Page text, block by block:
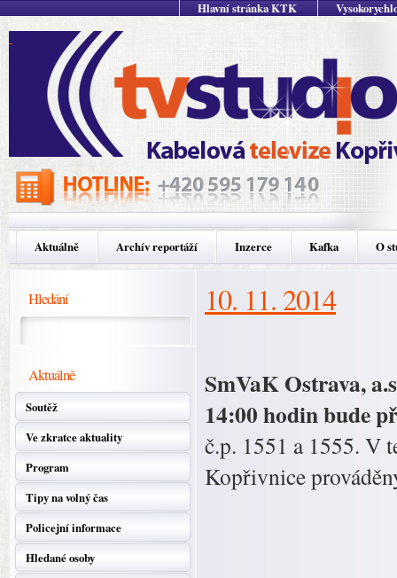
Hlavní stránka KTK
Aktuálně Archív reportáží Inzerce Kafka O
Hledání
Aktuálně
Soutěž
Ve zkratce aktuality
Program
Tipy na volný čas
Policejní informace
Hledané osoby
10. 11. 2014
SmVaK Ostrava,
14:00 hodin bude
č.p. 1551 a 1555. V
Kopřivnice